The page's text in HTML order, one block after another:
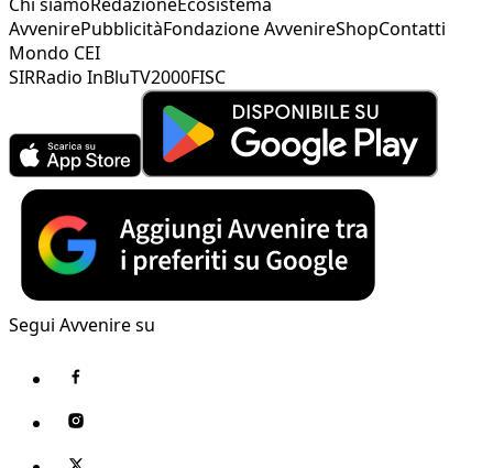
AvvenirePubblicitàFondazione AvvenireShopContatti
Mondo CEI
SIRRadio InBluTV2000FISC
Segui Avvenire su